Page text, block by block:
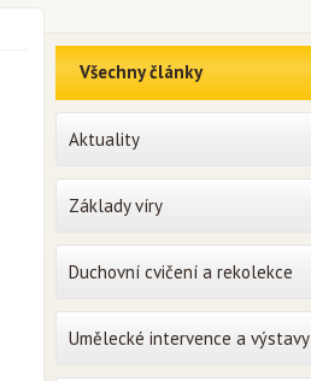
Všechny články
Aktuality
Základy víry
Duchovní cvičení a rekolekce
Umělecké intervence a výstavy